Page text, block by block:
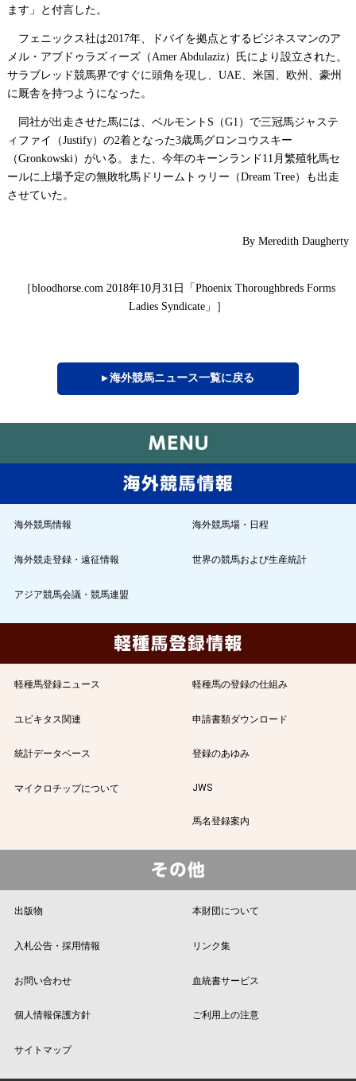
ます」と付言した。
フェニックス社は2017年、ドバイを拠点とするビジネスマンのア
メル・アブドゥラズィーズ（Amer Abdulaziz）氏により設立された。
サラブレッド競馬界ですぐに頭角を現し、 UAE、米国、欧州、豪州
に厩舎を持つようになった。
同社が出走させた馬には、ベルモント S （G1 ）で三冠馬ジャステ
ィファイ（Justify）の2着となった3歳馬グロンコウスキー
（Gronkowski）がいる。また、今年のキーンランド 11 月繁殖牝馬セ
ールに上場予定の無敗牝馬ドリームトゥリー（Dream Tree）も出走
させていた。
By Meredith Daugherty
［bloodhorse.com 2018年10月 31 日「Phoenix Thoroughbreds Forms
Ladies Syndicate」］
▸ 海外競馬ニュース一覧に戻る
海外競馬情報 海外競馬場・日程
海外競走登録・遠征情報 世界の競馬および生産統計
アジア競馬会議・競馬連盟
軽種馬登録ニュース 軽種馬の登録の仕組み
ユビキタス関連 申請書類ダウンロード
統計データベース 登録のあゆみ
マイクロチップについて JWS
馬名登録案内
出版物 本財団について
入札公告・採用情報 リンク集
お問い合わせ 血統書サービス
個人情報保護方針 ご利用上の注意
サイトマップ